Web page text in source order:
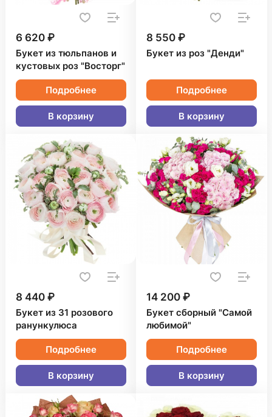
6 620 ₽
Букет из тюльпанов и
кустовых роз "Восторг"
Подробнее
В корзину
8 550 ₽
Букет из роз "Денди"
Подробнее
В корзину
8 440 ₽
Букет из 31 розового
ранункулюса
Подробнее
В корзину
14 200 ₽
Букет сборный "Самой
любимой"
Подробнее
В корзину